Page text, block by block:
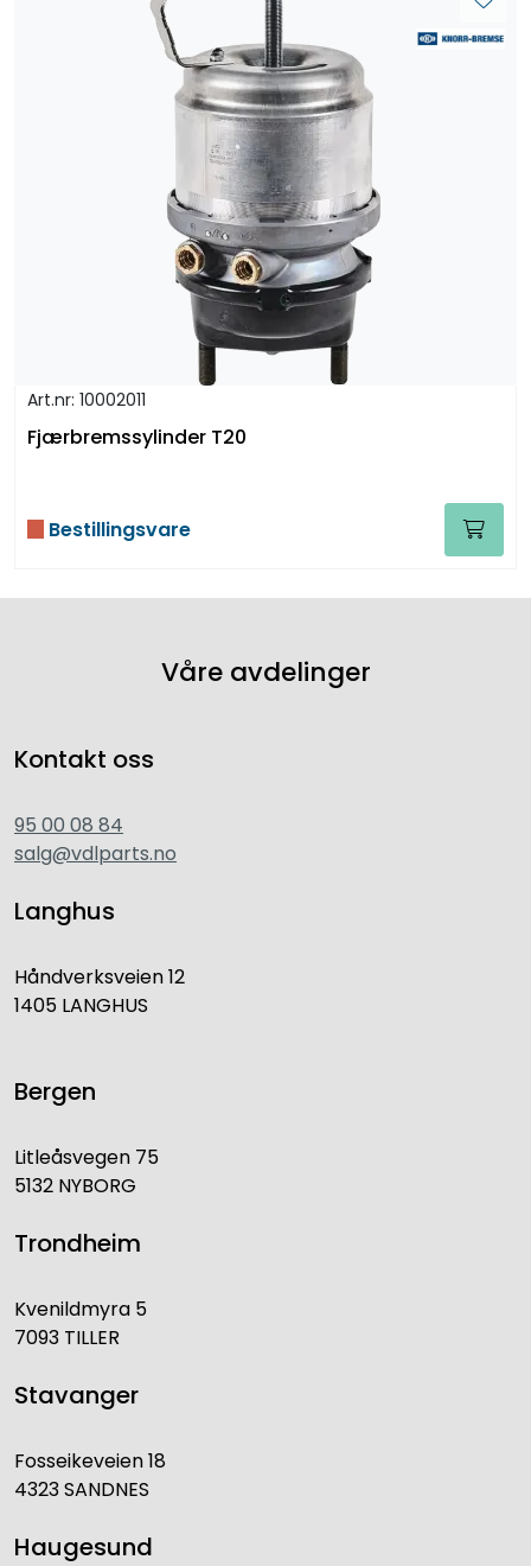
Art.nr: 10002011
Fjærbremssylinder T20
Bestillingsvare
Våre avdelinger
Kontakt oss
95 00 08 84
salg@vdlparts.no
Langhus
Håndverksveien 12
1405 LANGHUS
Bergen
Litleåsvegen 75
5132 NYBORG
Trondheim
Kvenildmyra 5
7093 TILLER
Stavanger
Fosseikeveien 18
4323 SANDNES
Haugesund